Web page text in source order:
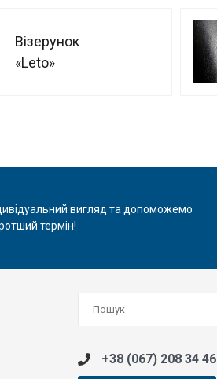
Візерунок
«‎Leto»
вигляд та допоможемо
термін!
+38 (067) 208 34 46